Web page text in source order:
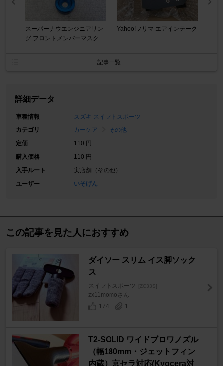
スーパーナウエンジニアリン
グ フロントメンバーマスク
Yahoo!フリマ エアインテーク
記事一覧
詳細データ
車種情報
スズキ スイフトスポーツ
カテゴリ
カーケア
その他
定価
110 円
購入価格
110 円
入手ルート
実店舗（その他）
ユーザー
いそげん
この記事を見た人におすすめ
ダイソー スリム イス脚ソック
ス
スイフトスポーツ [ZC33S]
zx11momoさん
174
1
T2-SOLID ワイドブロワノズル
（幅180mm・ジェットフィン
内蔵）京セラ対応(Kyocera対